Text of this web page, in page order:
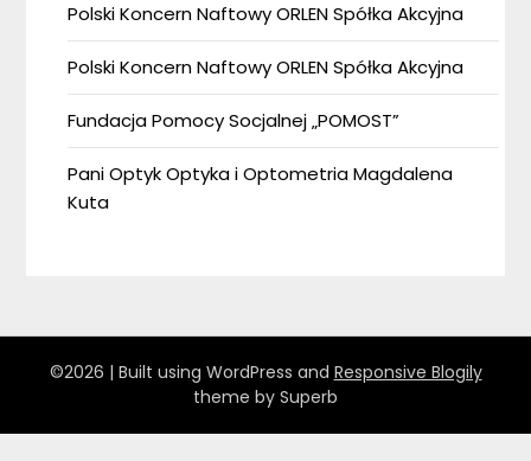
Polski Koncern Naftowy ORLEN Spółka Akcyjna
Polski Koncern Naftowy ORLEN Spółka Akcyjna
Fundacja Pomocy Socjalnej „POMOST”
Pani Optyk Optyka i Optometria Magdalena
Kuta
©2026 | Built using WordPress and Responsive Blogily
theme by Superb